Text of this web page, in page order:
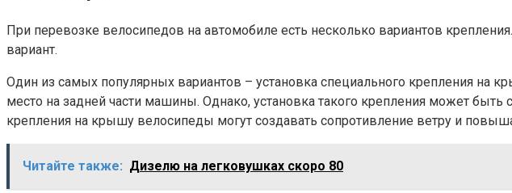
При перевозке велосипедов на автомобиле есть несколько вариантов
вариант.
Один из самых популярных вариантов – установка специального крепления на
место на задней части машины. Однако, установка такого крепления может
крепления на крышу велосипеды могут создавать сопротивление ветру и
Читайте также: Дизелю на легковушках скоро 80